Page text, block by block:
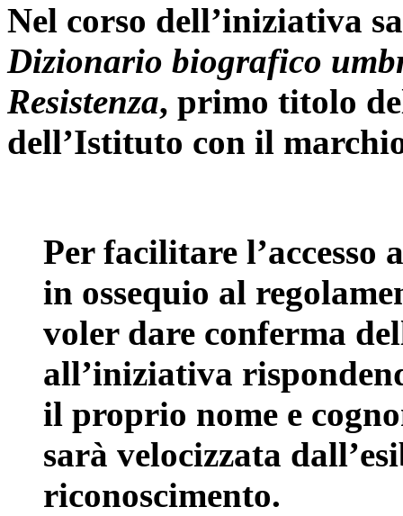
Nel corso dell’iniziativa
Dizionario biografico
Resistenza, primo titolo
dell’Istituto con il
Per facilitare l’accesso
in ossequio al
voler dare conferma
all’iniziativa
il proprio nome e
sarà velocizzata
riconoscimento.